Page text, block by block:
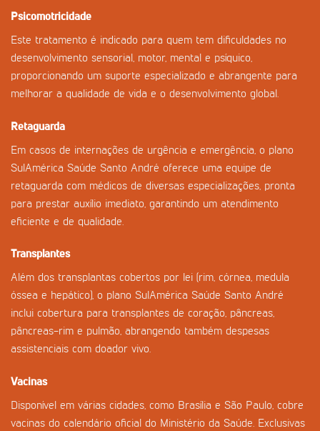
Psicomotricidade
Este tratamento é indicado para quem tem dificuldades no
desenvolvimento sensorial, motor, mental e psíquico,
proporcionando um suporte especializado e abrangente para
melhorar a qualidade de vida e o desenvolvimento global.
Retaguarda
Em casos de internações de urgência e emergência, o plano
SulAmérica Saúde Santo André oferece uma equipe de
retaguarda com médicos de diversas especializações, pronta
para prestar auxílio imediato, garantindo um atendimento
eficiente e de qualidade.
Transplantes
Além dos transplantas cobertos por lei (rim, córnea, medula
óssea e hepático), o plano SulAmérica Saúde Santo André
inclui cobertura para transplantes de coração, pâncreas,
pâncreas-rim e pulmão, abrangendo também despesas
assistenciais com doador vivo.
Vacinas
Disponível em várias cidades, como Brasília e São Paulo, cobre
vacinas do calendário oficial do Ministério da Saúde. Exclusivas